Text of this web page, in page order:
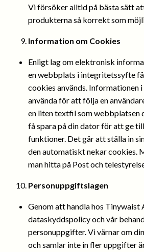
Vi försöker alltid på bästa sätt
produkterna så korrekt som
Information om Cookies
Enligt lag om elektronisk
en webbplats i integritetssyfte
cookies används. Informationen
använda för att följa en
en liten textfil som webbplatsen
få spara på din dator för att ge
funktioner. Det går att ställa in
den automatiskt nekar cookies.
man hitta på Post och
Personuppgiftslagen
Genom att handla hos Tinywaist
dataskyddspolicy och vår
personuppgifter. Vi värnar om
och samlar inte in fler uppgifter